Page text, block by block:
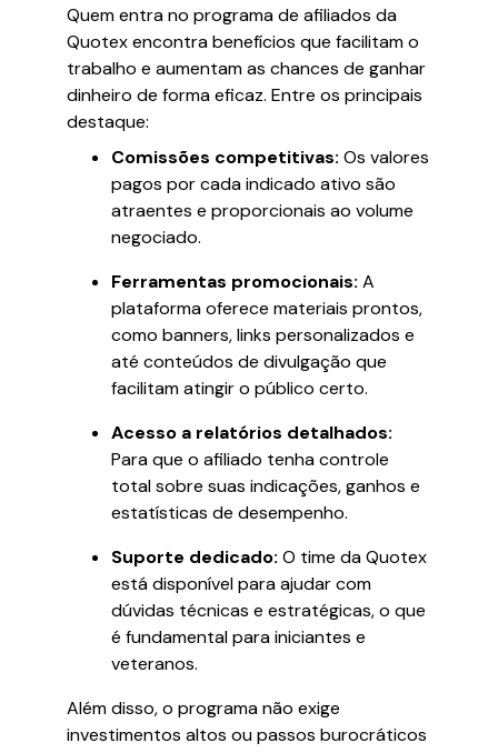
Quem entra no programa de afiliados da
Quotex encontra benefícios que facilitam o
trabalho e aumentam as chances de ganhar
dinheiro de forma eficaz. Entre os principais
destaque:
Comissões competitivas: Os valores
pagos por cada indicado ativo são
atraentes e proporcionais ao volume
negociado.
Ferramentas promocionais: A
plataforma oferece materiais prontos,
como banners, links personalizados e
até conteúdos de divulgação que
facilitam atingir o público certo.
Acesso a relatórios detalhados:
Para que o afiliado tenha controle
total sobre suas indicações, ganhos e
estatísticas de desempenho.
Suporte dedicado: O time da Quotex
está disponível para ajudar com
dúvidas técnicas e estratégicas, o que
é fundamental para iniciantes e
veteranos.
Além disso, o programa não exige
investimentos altos ou passos burocráticos